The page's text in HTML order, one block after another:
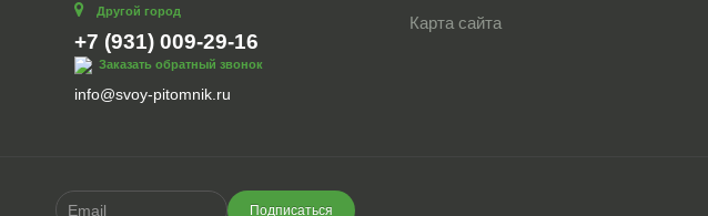
Другой город
+7 (931) 009-29-16
Заказать обратный звонок
info@svoy-pitomnik.ru
Карта сайта
Подписаться